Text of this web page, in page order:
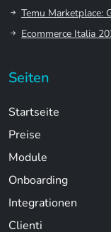
Temu Marketplace:
Ecommerce Italia
Seiten
Startseite
Preise
Module
Onboarding
Integrationen
Clienti